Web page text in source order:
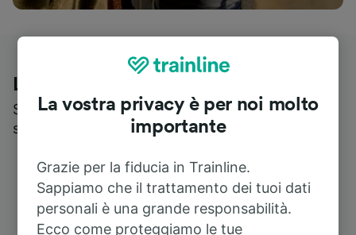
Le recensioni dei nostri viaggiatori
Scopri cosa pensa realmente chi utilizza i nostri
servizi
La vostra privacy è per noi molto
importante
Grazie per la fiducia in Trainline.
Sappiamo che il trattamento dei tuoi dati
personali è una grande responsabilità.
Ecco come proteggiamo le tue